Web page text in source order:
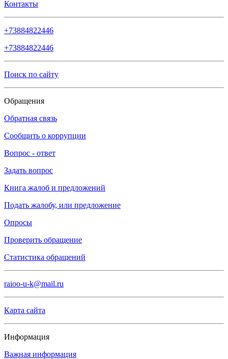
Контакты
+73884822446
+73884822446
Поиск по сайту
Обращения
Обратная связь
Сообщить о коррупции
Вопрос - ответ
Задать вопрос
Книга жалоб и предложений
Подать жалобу, или предложение
Опросы
Проверить обращение
Статистика обращений
raioo-u-k@mail.ru
Карта сайта
Информация
Важная информация